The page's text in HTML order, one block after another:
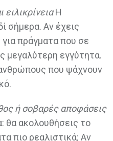
ειλικρίνειαΗ
σήμερα. Αν έχεις
για πράγματα που σε
μεγαλύτερη εγγύτητα.
που ψάχνουν
ή σοβαρές αποφάσεις
θα ακολουθήσεις το
πιο ρεαλιστικά; Αν